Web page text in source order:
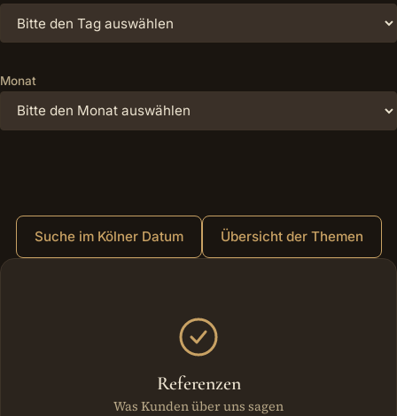
Monat
Suche im Kölner Datum Übersicht der Themen
Weitere Bereiche
Referenzen
Was Kunden über uns sagen